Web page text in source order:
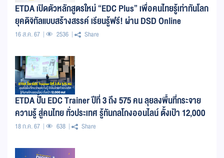
ETDA เปิดตัวหลักสูตรใหม่ “EDC Plus” เพื่อคนไทยรู้เท่าทันโลก
ยุคดิจิทัลแบบสร้างสรรค์ เรียนรู้ฟรี! ผ่าน DSD Online
Training
16 ส.ค. 67 2536 Share
ETDA ปั้น EDC Trainer ปีที่ 3 ถึง 575 คน ลุยลงพื้นที่กระจาย
ความรู้ สู่คนไทย ทั่วประเทศ รู้ทันกลโกงออนไลน์ ตั้งเป้า 12,000
คน
18 ก.ค. 67 638 Share